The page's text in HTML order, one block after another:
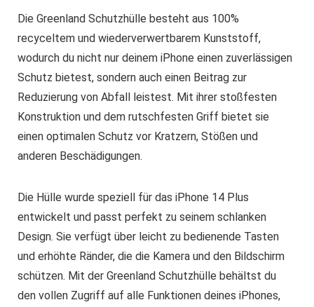
Die Greenland Schutzhülle besteht aus 100%
recyceltem und wiederverwertbarem Kunststoff,
wodurch du nicht nur deinem iPhone einen zuverlässigen
Schutz bietest, sondern auch einen Beitrag zur
Reduzierung von Abfall leistest. Mit ihrer stoßfesten
Konstruktion und dem rutschfesten Griff bietet sie
einen optimalen Schutz vor Kratzern, Stößen und
anderen Beschädigungen.
Die Hülle wurde speziell für das iPhone 14 Plus
entwickelt und passt perfekt zu seinem schlanken
Design. Sie verfügt über leicht zu bedienende Tasten
und erhöhte Ränder, die die Kamera und den Bildschirm
schützen. Mit der Greenland Schutzhülle behältst du
den vollen Zugriff auf alle Funktionen deines iPhones,